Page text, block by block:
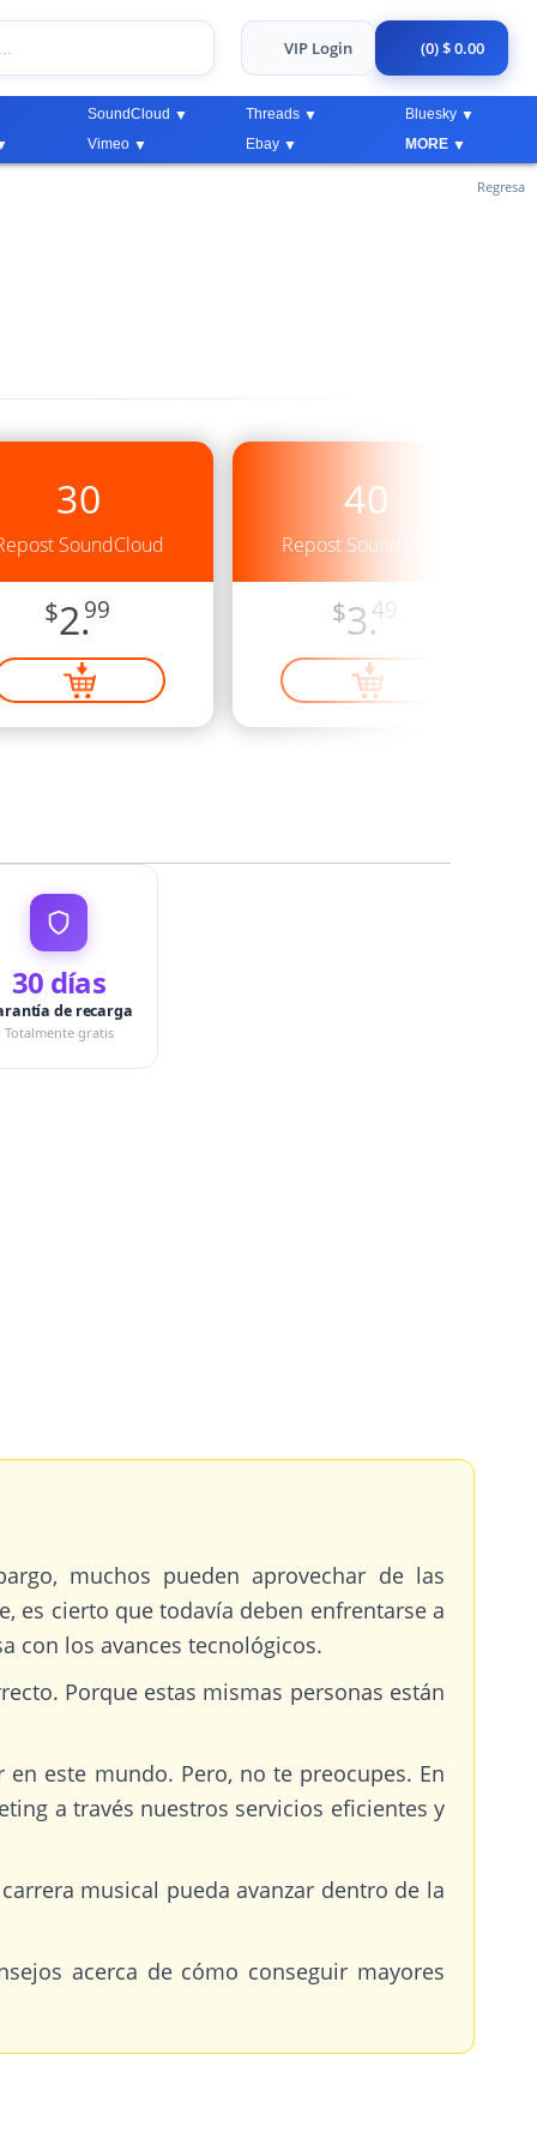
VIP Login (0) $ 0.00
SoundCloud Threads
Bluesky
Vimeo Ebay MORE
Regresa
30
SoundCloud
$2.99
40
Repost SoundCloud
$3.49
30 días
de recarga
Totalmente gratis
muchos pueden aprovechar de las
es cierto que todavía deben enfrentarse a
con los avances tecnológicos.
Porque estas mismas personas están
este mundo. Pero, no te preocupes. En
a través nuestros servicios eficientes y
musical pueda avanzar dentro de la
acerca de cómo conseguir mayores